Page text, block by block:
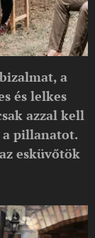
a
és lelkes
azzal kell
pillanatot.
esküvőtök